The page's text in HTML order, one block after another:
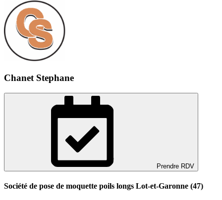
Chanet Stephane
Prendre RDV
Société de pose de moquette poils longs Lot-et-Garonne (47)